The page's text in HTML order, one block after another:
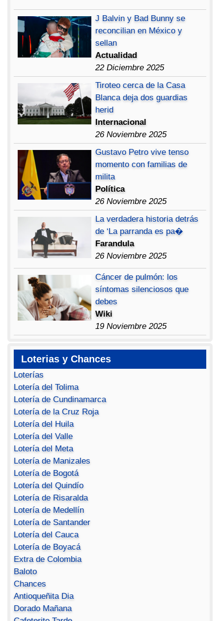
J Balvin y Bad Bunny se
reconcilian en México y
sellan
Actualidad
22 Diciembre 2025
Tiroteo cerca de la Casa
Blanca deja dos guardias
herid
Internacional
26 Noviembre 2025
Gustavo Petro vive tenso
momento con familias de
milita
Política
26 Noviembre 2025
La verdadera historia detrás
de ‘La parranda es pa�
Farandula
26 Noviembre 2025
Cáncer de pulmón: los
síntomas silenciosos que
debes
Wiki
19 Noviembre 2025
Loterias y Chances
Loterías
Lotería del Tolima
Lotería de Cundinamarca
Lotería de la Cruz Roja
Lotería del Huila
Lotería del Valle
Lotería del Meta
Lotería de Manizales
Lotería de Bogotá
Lotería del Quindío
Lotería de Risaralda
Lotería de Medellín
Lotería de Santander
Lotería del Cauca
Lotería de Boyacá
Extra de Colombia
Baloto
Chances
Antioqueñita Dia
Dorado Mañana